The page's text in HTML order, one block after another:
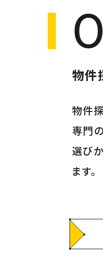
物件
物件
専門
選び
ます。